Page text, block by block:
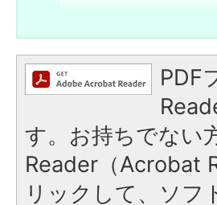
PDF
す。お持ちでない
Reader（Acrobat
リックして、ソフ